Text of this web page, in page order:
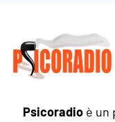
Psicoradioè un